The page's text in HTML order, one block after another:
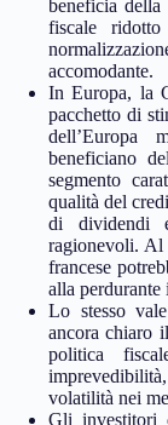
beneficia della
fiscale
accomodante.
In Europa, la
pacchetto di
dell’Europa
beneficiano
segmento
qualità del
di dividendi
ragionevoli. Al
francese
alla perdurante
Lo stesso
ancora chiaro
politica
volatilità nei
Gli investitori